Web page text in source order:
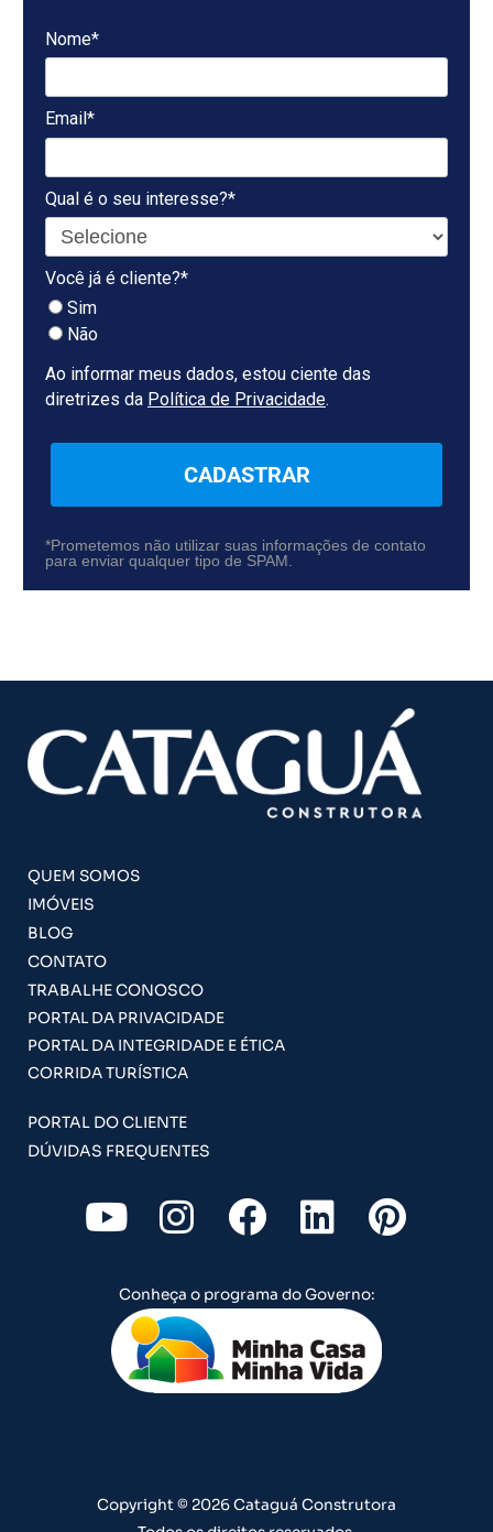
Nome*
Email*
Qual é o seu interesse?*
Você já é cliente?*
Sim
Não
Ao informar meus dados, estou ciente das
diretrizes da Política de Privacidade.
CADASTRAR
*Prometemos não utilizar suas informações de contato
para enviar qualquer tipo de SPAM.
QUEM SOMOS
IMÓVEIS
BLOG
CONTATO
TRABALHE CONOSCO
PORTAL DA PRIVACIDADE
PORTAL DA INTEGRIDADE E ÉTICA
CORRIDA TURÍSTICA
PORTAL DO CLIENTE
DÚVIDAS FREQUENTES
Y
o
u
t
u
b
I
n
s
t
a
g
m
F
a
c
e
b
o
L
i
n
k
e
d
P
i
t
Conheça o programa do Governo:
Copyright © 2026 Cataguá Construtora